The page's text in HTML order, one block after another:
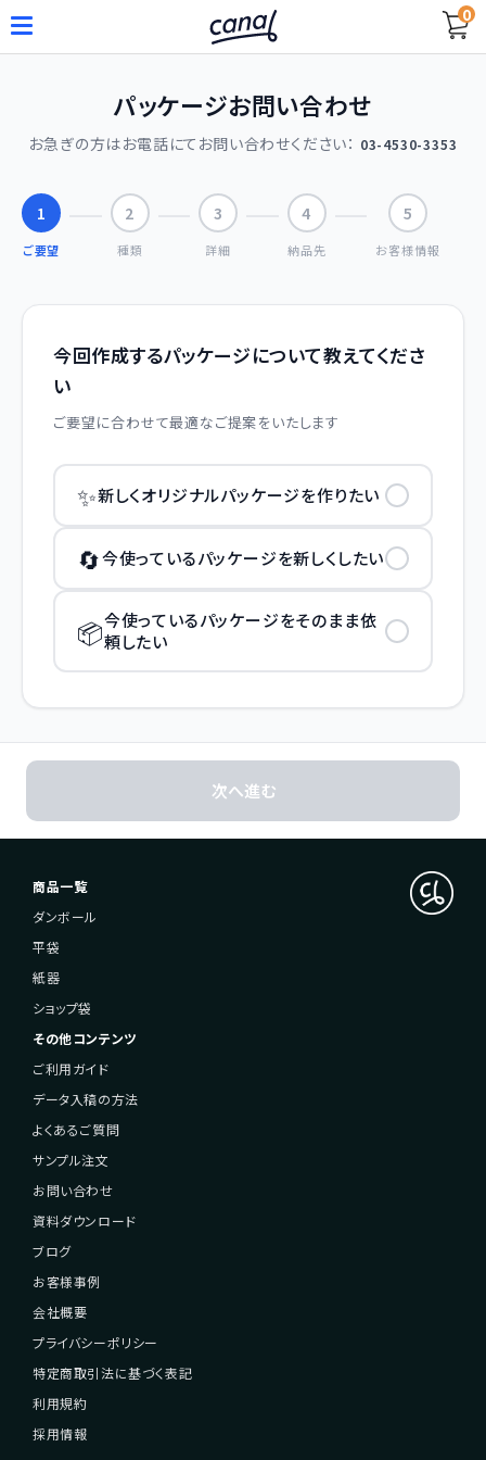
0
パッケージお問い合わせ
お急ぎの方はお電話にてお問い合わせください： 03-4530-3353
1
ご要望
2
種類
3
詳細
4
納品先
5
お客様情報
今回作成するパッケージについて教えてくださ
い
ご要望に合わせて最適なご提案をいたします
✨新しくオリジナルパッケージを作りたい
🔄今使っているパッケージを新しくしたい
📦今使っているパッケージをそのまま依
頼したい
次へ進む
商品一覧
ダンボール
平袋
紙器
ショップ袋
その他コンテンツ
ご利用ガイド
データ入稿の方法
よくあるご質問
サンプル注文
お問い合わせ
資料ダウンロード
ブログ
お客様事例
会社概要
プライバシーポリシー
特定商取引法に基づく表記
利用規約
採用情報